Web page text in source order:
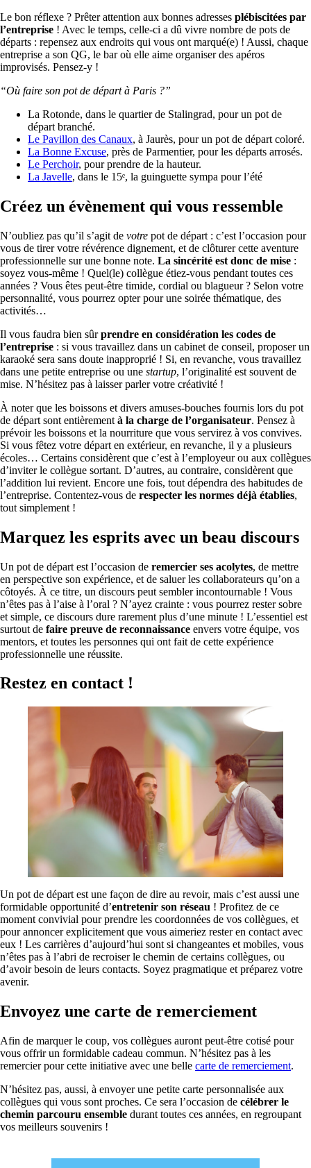
Le bon réflexe ? Prêter attention aux bonnes adresses plébiscitées par
l’entreprise ! Avec le temps, celle-ci a dû vivre nombre de pots de
départs : repensez aux endroits qui vous ont marqué(e) ! Aussi, chaque
entreprise a son QG, le bar où elle aime organiser des apéros
improvisés. Pensez-y !
“Où faire son pot de départ à Paris ?”
La Rotonde, dans le quartier de Stalingrad, pour un pot de
départ branché.
Le Pavillon des Canaux, à Jaurès, pour un pot de départ coloré.
La Bonne Excuse, près de Parmentier, pour les départs arrosés.
Le Perchoir, pour prendre de la hauteur.
La Javelle, dans le 15ᵉ, la guinguette sympa pour l’été
Créez un évènement qui vous ressemble
N’oubliez pas qu’il s’agit de votre pot de départ : c’est l’occasion pour
vous de tirer votre révérence dignement, et de clôturer cette aventure
professionnelle sur une bonne note. La sincérité est donc de mise :
soyez vous-même ! Quel(le) collègue étiez-vous pendant toutes ces
années ? Vous êtes peut-être timide, cordial ou blagueur ? Selon votre
personnalité, vous pourrez opter pour une soirée thématique, des
activités…
Il vous faudra bien sûrprendre en considération les codes de
l’entreprise : si vous travaillez dans un cabinet de conseil, proposer un
karaoké sera sans doute inapproprié ! Si, en revanche, vous travaillez
dans une petite entreprise ou une startup, l’originalité est souvent de
mise. N’hésitez pas à laisser parler votre créativité !
À noter que les boissons et divers amuses-bouches fournis lors du pot
de départ sont entièrement à la charge de l’organisateur. Pensez à
prévoir les boissons et la nourriture que vous servirez à vos convives.
Si vous fêtez votre départ en extérieur, en revanche, il y a plusieurs
écoles… Certains considèrent que c’est à l’employeur ou aux collègues
d’inviter le collègue sortant. D’autres, au contraire, considèrent que
l’addition lui revient. Encore une fois, tout dépendra des habitudes de
l’entreprise. Contentez-vous de respecter les normes déjà établies,
tout simplement !
Marquez les esprits avec un beau discours
Un pot de départ est l’occasion de remercier ses acolytes, de mettre
en perspective son expérience, et de saluer les collaborateurs qu’on a
côtoyés. À ce titre, un discours peut sembler incontournable ! Vous
n’êtes pas à l’aise à l’oral ? N’ayez crainte : vous pourrez rester sobre
et simple, ce discours dure rarement plus d’une minute ! L’essentiel est
surtout de faire preuve de reconnaissance envers votre équipe, vos
mentors, et toutes les personnes qui ont fait de cette expérience
professionnelle une réussite.
Restez en contact !
Un pot de départ est une façon de dire au revoir, mais c’est aussi une
formidable opportunité d’entretenir son réseau ! Profitez de ce
moment convivial pour prendre les coordonnées de vos collègues, et
pour annoncer explicitement que vous aimeriez rester en contact avec
eux ! Les carrières d’aujourd’hui sont si changeantes et mobiles, vous
n’êtes pas à l’abri de recroiser le chemin de certains collègues, ou
d’avoir besoin de leurs contacts. Soyez pragmatique et préparez votre
avenir.
Envoyez une carte de remerciement
Afin de marquer le coup, vos collègues auront peut-être cotisé pour
vous offrir un formidable cadeau commun. N’hésitez pas à les
remercier pour cette initiative avec une belle carte de remerciement.
N’hésitez pas, aussi, à envoyer une petite carte personnalisée aux
collègues qui vous sont proches. Ce sera l’occasion de célébrer le
chemin parcouru ensemble durant toutes ces années, en regroupant
vos meilleurs souvenirs !